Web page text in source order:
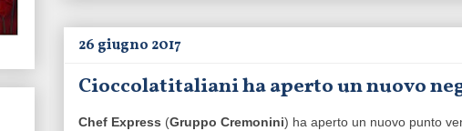
26 giugno 2017
Cioccolatitaliani ha aperto un nuovo
Chef Express (Gruppo Cremonini) ha aperto un nuovo punto